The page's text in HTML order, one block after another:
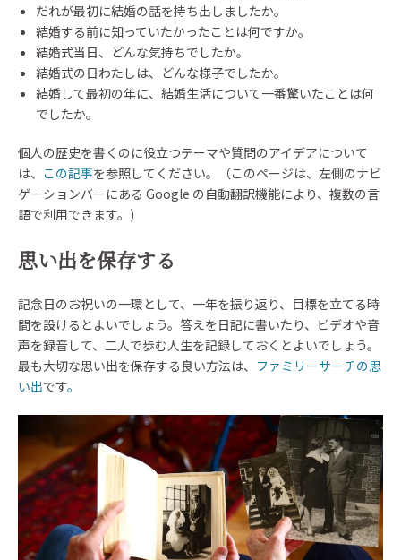
だれが最初に結婚の話を持ち出しましたか。
結婚する前に知っていたかったことは何ですか。
結婚式当日、どんな気持ちでしたか。
結婚式の日わたしは、どんな様子でしたか。
結婚して最初の年に、結婚生活について一番驚いたことは何
でしたか。
個人の歴史を書くのに役立つテーマや質問のアイデアについて
は、 この記事を参照してください。（このページは、左側のナビ
ゲーションバーにある Google の自動翻訳機能により、複数の言
語で利用できます。)
思い出を保存する
記念日のお祝いの一環として、一年を振り返り、目標を立てる時
間を設けるとよいでしょう。答えを日記に書いたり、ビデオや音
声を録音して、二人で歩む人生を記録しておくとよいでしょう。
最も大切な思い出を保存する良い方法は、 ファミリーサーチの思
い出です。